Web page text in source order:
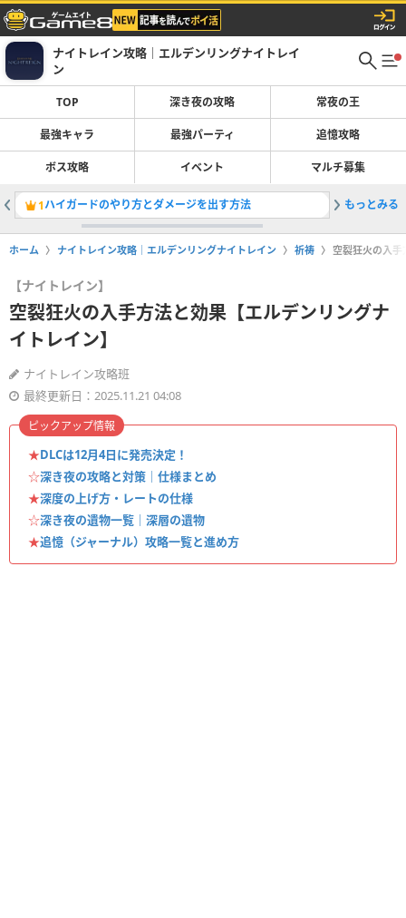
ナイトレイン攻略｜エルデンリングナイトレイ
ン
TOP 深き夜の攻略 常夜の王
最強キャラ 最強パーティ 追憶攻略
ボス攻略 イベント マルチ募集
1ハイガードのやり方とダメージを出す方法 2追跡者
もっとみる
ホーム ナイトレイン攻略｜エルデンリングナイトレイン 祈祷 空裂狂火の入
【ナイトレイン】
空裂狂火の入手方法と効果【エルデンリングナ
イトレイン】
ナイトレイン攻略班
最終更新日：2025.11.21 04:08
★DLCは12月4日に発売決定！
☆深き夜の攻略と対策｜仕様まとめ
★深度の上げ方・レートの仕様
☆深き夜の遺物一覧｜深層の遺物
★追憶（ジャーナル）攻略一覧と進め方
ピックアップ情報